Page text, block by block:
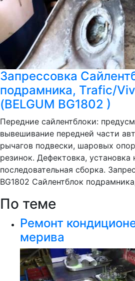
Запрессовка
подрамника, Trafic/
(BELGUM BG1802 )
Передние сайлентблоки:
вывешивание передней части
рычагов подвески, шаровых
резинок. Дефектовка, установка
последовательная сборка.
BG1802 Сайлентблок
По теме
Ремонт
мерива